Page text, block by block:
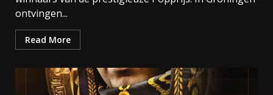
ontvingen...
Read More